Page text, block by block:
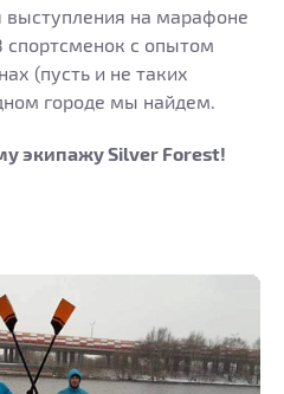
выступления на марафоне
спортсменок с опытом
(пусть и не таких
городе мы найдем.
экипажу Silver Forest!